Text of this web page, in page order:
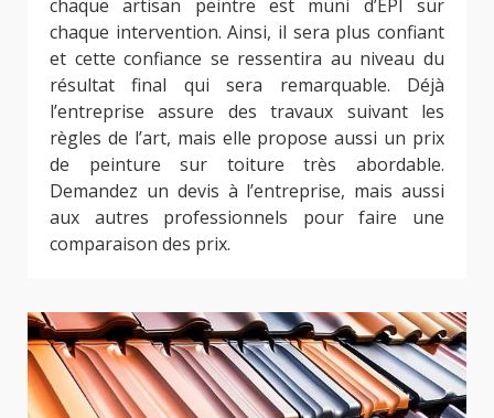
chaque artisan peintre est muni d’EPI sur
chaque intervention. Ainsi, il sera plus confiant
et cette confiance se ressentira au niveau du
résultat final qui sera remarquable. Déjà
l’entreprise assure des travaux suivant les
règles de l’art, mais elle propose aussi un prix
de peinture sur toiture très abordable.
Demandez un devis à l’entreprise, mais aussi
aux autres professionnels pour faire une
comparaison des prix.